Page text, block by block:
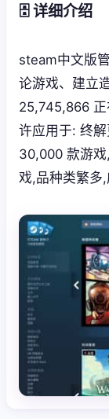
🗄️ 详细介绍
steam中文版
论游戏、建立
25,745,866
许应用于: 终
30,000 款游
戏,品种类繁多